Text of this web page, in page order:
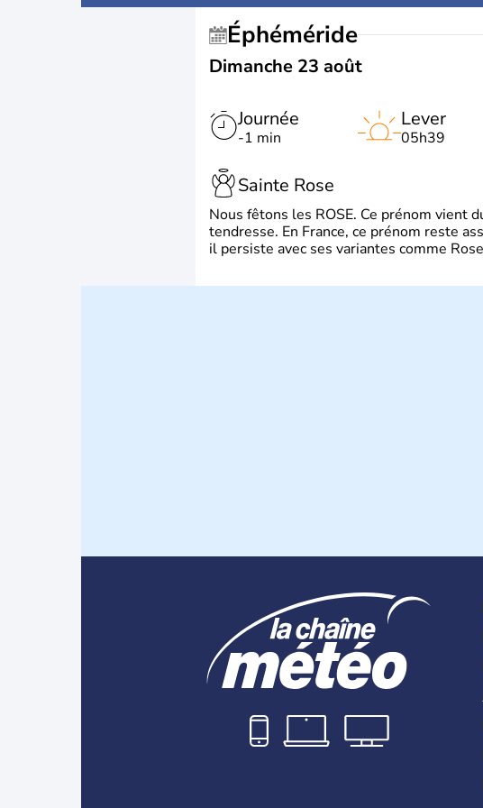
Éphéméride
Dimanche 23 août
Journée
-1 min
Lever
05h39
Sainte Rose
Nous fêtons les ROSE. Ce prénom vient
tendresse. En France, ce prénom reste
il persiste avec ses variantes comme